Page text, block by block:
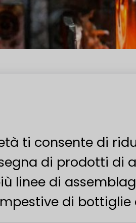
ti consente di
di prodotti di
di
di bottiglie